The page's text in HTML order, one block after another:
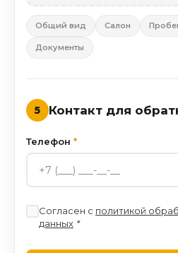
Общий вид Салон
Документы
5 Контакт для
Телефон *
Согласен с политикой
данных *